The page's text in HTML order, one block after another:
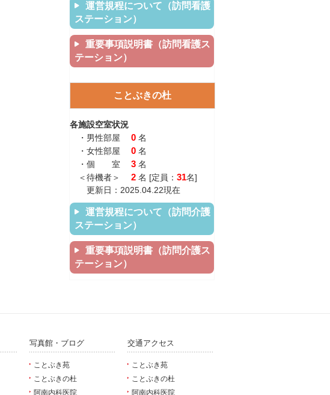
運営規程について（訪問看護
ステーション）
重要事項説明書（訪問看護ス
テーション）
ことぶきの杜
各施設空室状況
・男性部屋 0 名
・女性部屋 0 名
・個 室 3 名
＜待機者＞ 2 名 [定員： 31名]
更新日：2025.04.22現在
運営規程について（訪問介護
ステーション）
重要事項説明書（訪問介護ス
テーション）
写真館・ブログ
ことぶき苑
ことぶきの杜
阿南内科医院
交通アクセス
ことぶき苑
ことぶきの杜
阿南内科医院